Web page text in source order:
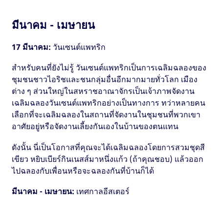
มีนาคม - เมษายน
17 มีนาคม: วันเซนต์แพทริก
สำหรับคนที่ยังไม่รู้ วันเซนต์แพทริกเป็นการเฉลิมฉลองของ
ชุมชนชาวไอริชและชนกลุ่มอื่นอีกมากมายทั่วโลก เมือง
ต่าง ๆ ส่วนใหญ่ในสหราชอาณาจักรเป็นเจ้าภาพจัดงาน
เฉลิมฉลองวันเซนต์แพทริกอย่างเป็นทางการ ทว่าหลายคน
เลือกที่จะเฉลิมฉลองในสถานที่จัดงานในชุมชนที่พวกเขา
อาศัยอยู่หรือจัดงานเลี้ยงกันเองในบ้านของตนแทน
ดังนั้น นี่เป็นโอกาสที่คุณจะได้เฉลิมฉลองโดยการสวมชุดสี
เขียว หยิบเบียร์กินเนสส์มาหนึ่งแก้ว (ถ้าคุณชอบ) แล้วออก
ไปฉลองกับเพื่อนหรือจะฉลองกันที่บ้านก็ได้
มีนาคม - เมษายน: เทศกาลอีสเตอร์